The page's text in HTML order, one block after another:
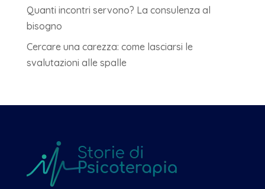
Quanti incontri servono? La consulenza al
bisogno
Cercare una carezza: come lasciarsi le
svalutazioni alle spalle